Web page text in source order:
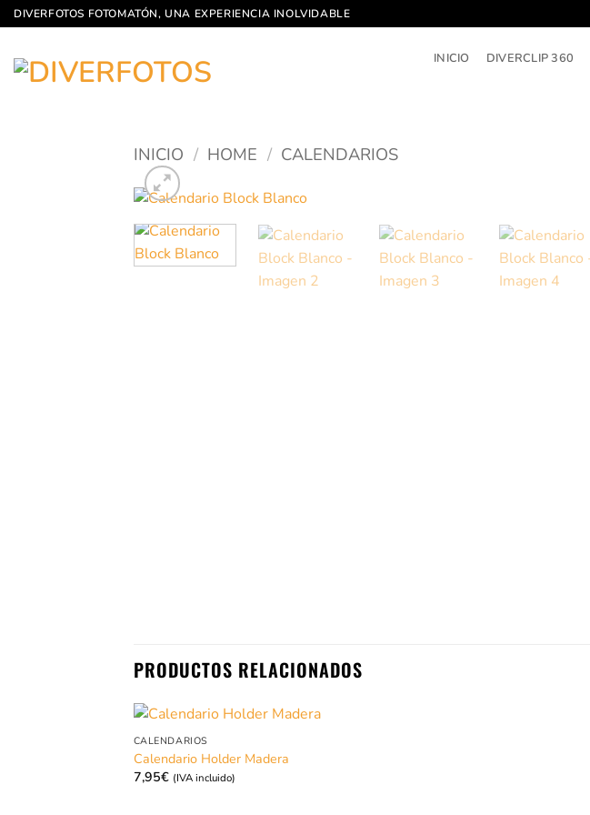
Saltar
al
contenido
DIVERFOTOS FOTOMATÓN, UNA EXPERIENCIA INOLVIDABLE
INICIO DIVERCLIP 360
INICIO / HOME / CALENDARIOS
PRODUCTOS RELACIONADOS
CALENDARIOS
Calendario Holder Madera
7,95€ (IVA incluido)